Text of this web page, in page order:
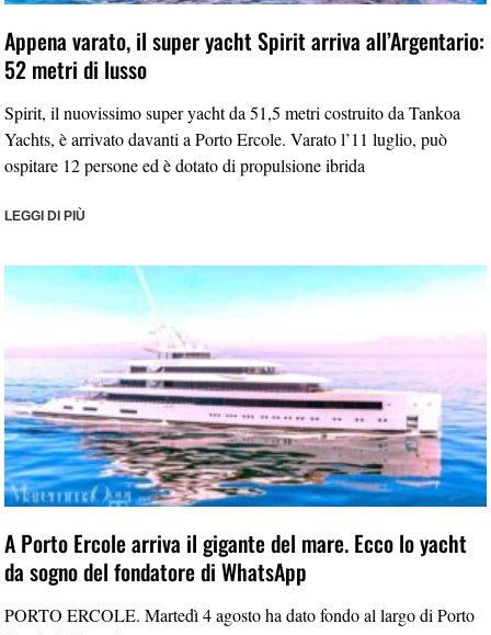
Appena varato, il super yacht Spirit arriva all’Argentario:
52 metri di lusso
Spirit, il nuovissimo super yacht da 51,5 metri costruito da Tankoa
Yachts, è arrivato davanti a Porto Ercole. Varato l’11 luglio, può
ospitare 12 persone ed è dotato di propulsione ibrida
LEGGI DI PIÙ
A Porto Ercole arriva il gigante del mare. Ecco lo yacht
da sogno del fondatore di WhatsApp
PORTO ERCOLE. Martedì 4 agosto ha dato fondo al largo di Porto